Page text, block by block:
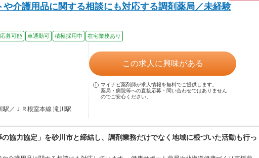
や介護用品に関する相談にも対応する調剤薬局／未経験
募可能 車通勤可 積極採用中 在宅業務あり
駅／ＪＲ根室本線 滝川駅
この求人に興味がある
マイナビ薬剤師が求人情報を無料でご提供します。
薬局・病院等への直接応募・問い合わせではありません
のでご安心ください。
の協力協定」を砂川市と締結し、調剤業務だけでなく地域に根づいた活動も行っ